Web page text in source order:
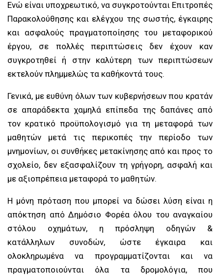
Ενώ είναι υποχρεωτικό, να συγκροτούνται Επιτροπές
Παρακολούθησης και ελέγχου της σωστής, έγκαιρης
και ασφαλούς πραγματοποίησης του μεταφορικού
έργου, σε πολλές περιπτώσεις δεν έχουν καν
συγκροτηθεί ή στην καλύτερη των περιπτώσεων
εκτελούν πλημμελώς τα καθήκοντά τους.
Γενικά, με ευθύνη όλων των κυβερνήσεων που κρατάν
σε απαράδεκτα χαμηλά επίπεδα της δαπάνες από
τον κρατικό προϋπολογισμό για τη μεταφορά των
μαθητών μετά τις περικοπές την περίοδο των
μνημονίων, οι συνθήκες μετακίνησης από και προς το
σχολείο, δεν εξασφαλίζουν τη γρήγορη, ασφαλή και
με αξιοπρέπεια μεταφορά το μαθητών.
Η μόνη πρόταση που μπορεί να δώσει λύση είναι η
απόκτηση από Δημόσιο Φορέα όλου του αναγκαίου
στόλου οχημάτων, η πρόσληψη οδηγών &
κατάλληλων συνοδών, ώστε έγκαιρα και
ολοκληρωμένα να προγραμματίζονται και να
πραγματοποιούνται όλα τα δρομολόγια, που